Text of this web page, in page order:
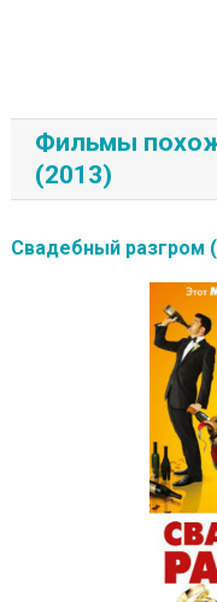
Фильмы
(2013)
Свадебный разгром